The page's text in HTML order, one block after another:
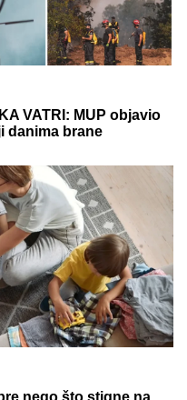
BIRNE O ACI
živi od ljubavi"
KAO
ODLETEO!Prve
Jasenovika:
sa lica mesta,
povređenih
LJUBAV DANAS
Evo kako
izgleda: Nije u
ćerkama, a
komentarišu